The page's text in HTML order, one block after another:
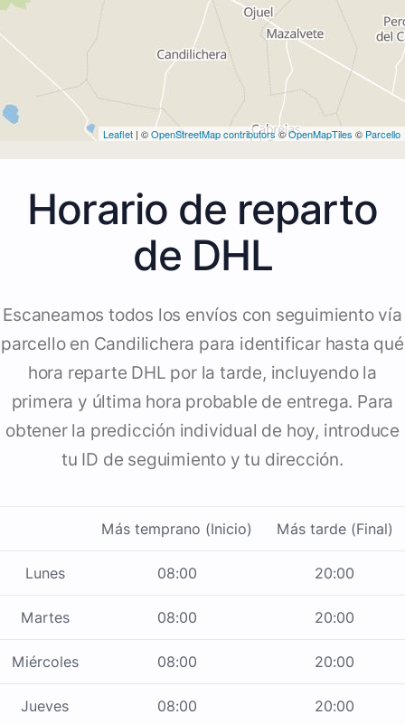
Leaflet | ©OpenStreetMap contributors©OpenMapTiles © Parcello
Horario de reparto
de DHL
Escaneamos todos los envíos con seguimiento vía
parcello en Candilichera para identificar hasta qué
hora reparte DHL por la tarde, incluyendo la
primera y última hora probable de entrega. Para
obtener la predicción individual de hoy, introduce
tu ID de seguimiento y tu dirección.
Más temprano (Inicio) Más tarde (Final)
Lunes 08:00 20:00
Martes 08:00 20:00
Miércoles 08:00 20:00
Jueves 08:00 20:00